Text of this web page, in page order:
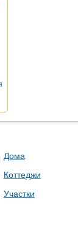
Дома
Коттеджи
Участки